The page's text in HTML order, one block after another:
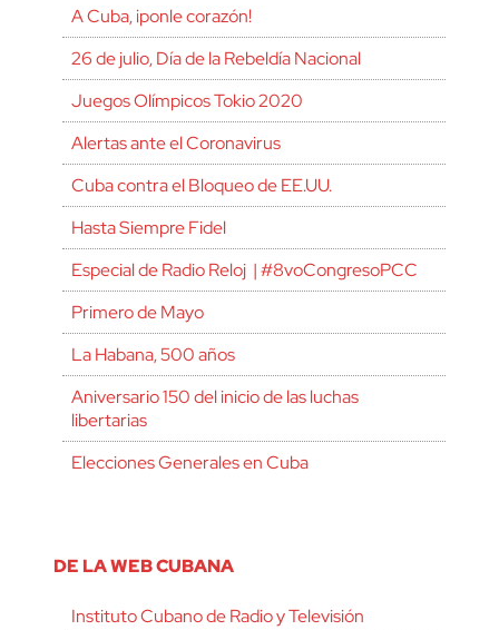
A Cuba, ¡ponle corazón!
26 de julio, Día de la Rebeldía Nacional
Juegos Olímpicos Tokio 2020
Alertas ante el Coronavirus
Cuba contra el Bloqueo de EE.UU.
Hasta Siempre Fidel
Especial de Radio Reloj | #8voCongresoPCC
Primero de Mayo
La Habana, 500 años
Aniversario 150 del inicio de las luchas
libertarias
Elecciones Generales en Cuba
DE LA WEB CUBANA
Instituto Cubano de Radio y Televisión